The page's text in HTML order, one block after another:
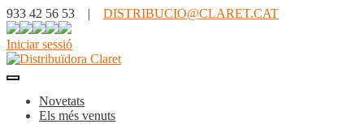
933 42 56 53 | DISTRIBUCIO@CLARET.CAT
Iniciar sessió
Novetats
Els més venuts